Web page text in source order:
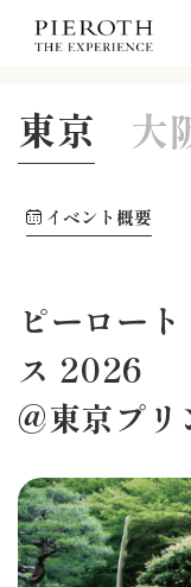
2026 2025
東京 大
イベント概要
ピーロー
ス 2026
@東京プ